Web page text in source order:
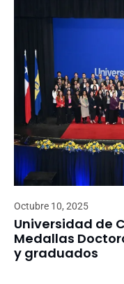
Octubre 10, 2025
Universidad de
Medallas
y graduados